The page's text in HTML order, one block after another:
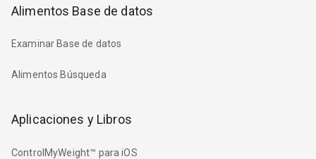
Alimentos Base de datos
Examinar Base de datos
Alimentos Búsqueda
Aplicaciones y Libros
ControlMyWeight™ para iOS